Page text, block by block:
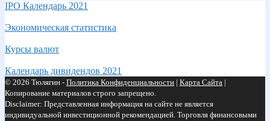
IPO Календарь 2021
Экономическая статистика
Курсы валют
Календарь дивидендов 2021
© 2026 Тюлягин - Политика Конфиденциальности | Карта Сайта |
Копирование материалов строго запрещено.
Disclaimer: Представленная информация на сайте не является
индивидуальной инвестиционной рекомендацией. Торговля финансовыми